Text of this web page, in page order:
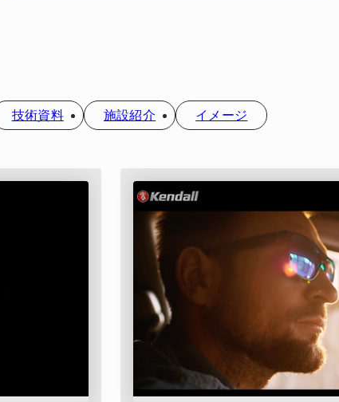
技術資料 施設紹介 イメージ